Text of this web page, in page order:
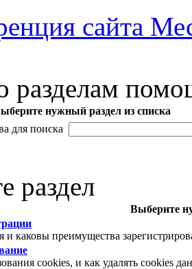
сайта
разделам
нужный раздел из списка
для поиска
раздел
Выберите
и каковы преимущества
cookies, и как удалять cookies